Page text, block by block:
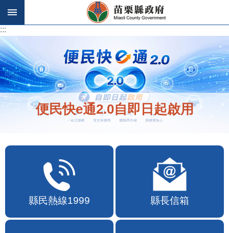
跳到主要內容區塊
:::
:::
便民快e通2.0自即日起啟用
縣民熱線1999 縣長信箱